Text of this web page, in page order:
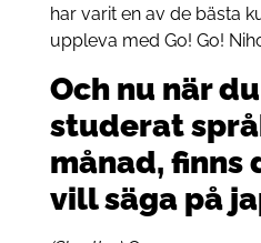
har varit en av de bästa
uppleva med Go! Go!
Och nu när
studerat
månad, finns
vill säga på